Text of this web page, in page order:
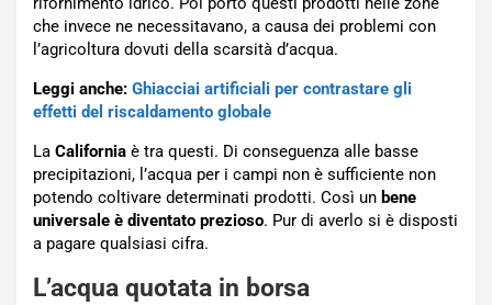
che invece ne necessitavano, a causa dei problemi con
l’agricoltura dovuti della scarsità d’acqua.
Leggi anche: Ghiacciai artificiali per contrastare gli
effetti del riscaldamento globale
La California è tra questi. Di conseguenza alle basse
precipitazioni, l’acqua per i campi non è sufficiente non
potendo coltivare determinati prodotti. Così un bene
universale è diventato prezioso. Pur di averlo si è disposti
a pagare qualsiasi cifra.
L’acqua quotata in borsa